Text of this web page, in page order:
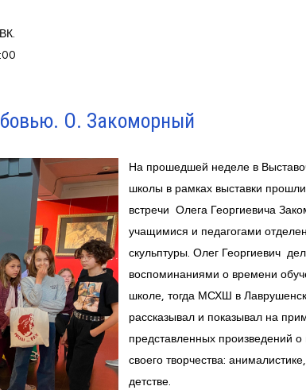
О. Закоморный
На прошедшей неделе в
школы в рамках выставки
встречи Олега Георгиевича
учащимися и педагогами
скульптуры. Олег Георгиевич
воспоминаниями о времени
школе, тогда МСХШ в
рассказывал и показывал на
представленных произведений
своего творчества:
детстве.